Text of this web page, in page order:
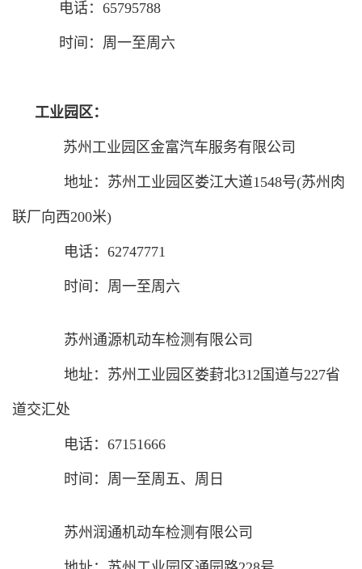
电话：65795788
时间：周一至周六
工业园区：
苏州工业园区金富汽车服务有限公司
地址：苏州工业园区娄江大道1548号(苏州肉
联厂向西200米)
电话：62747771
时间：周一至周六
苏州通源机动车检测有限公司
地址：苏州工业园区娄葑北312国道与227省
道交汇处
电话：67151666
时间：周一至周五、周日
苏州润通机动车检测有限公司